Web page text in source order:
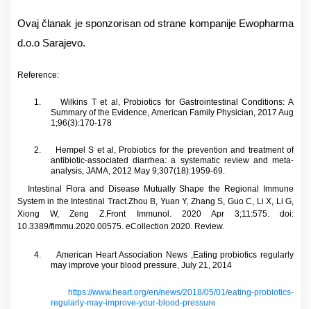
Ovaj članak je sponzorisan od strane kompanije Ewopharma
d.o.o Sarajevo.
Reference:
1.
Wilkins T et al, Probiotics for Gastrointestinal Conditions: A
Summary of the Evidence, American Family Physician, 2017 Aug
1;96(3):170-178
2.
Hempel S et al, Probiotics for the prevention and treatment of
antibiotic-associated diarrhea: a systematic review and meta-
analysis, JAMA, 2012 May 9;307(18):1959-69.
Intestinal Flora and Disease Mutually Shape the Regional Immune
System in the Intestinal Tract.Zhou B, Yuan Y, Zhang S, Guo C, Li X, Li G,
Xiong W, Zeng Z.Front Immunol. 2020 Apr 3;11:575. doi:
10.3389/fimmu.2020.00575. eCollection 2020. Review.
4.
American Heart Association News ,Eating probiotics regularly
may improve your blood pressure, July 21, 2014
https://www.heart.org/en/news/2018/05/01/eating-probiotics-
regularly-may-improve-your-blood-pressure